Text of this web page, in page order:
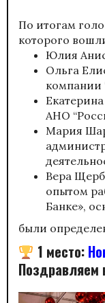
По итогам
которого
Юлия
Ольга
компании
АНО
Мария
Вера
опытом
Банке»,
были
1 место:
Поздравляем